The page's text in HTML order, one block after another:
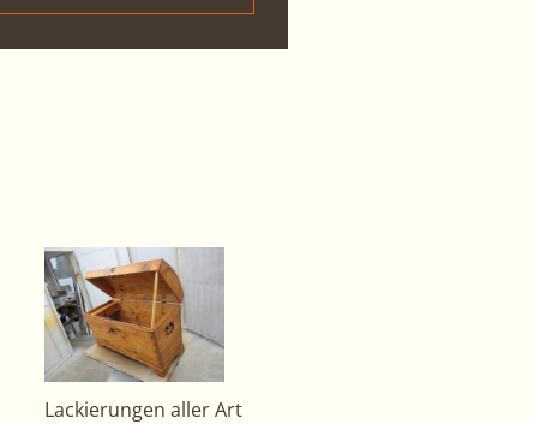
Lackierungen aller Art